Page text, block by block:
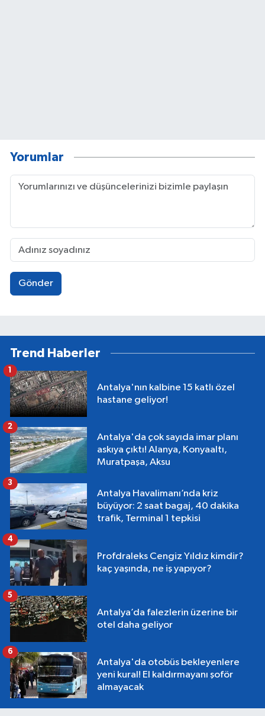
Yorumlar
Gönder
Trend Haberler
Antalya'nın kalbine 15 katlı özel
hastane geliyor!
1
Antalya'da çok sayıda imar planı
askıya çıktı! Alanya, Konyaaltı,
Muratpaşa, Aksu
2
Antalya Havalimanı’nda kriz
büyüyor: 2 saat bagaj, 40 dakika
trafik, Terminal 1 tepkisi
3
Profdraleks Cengiz Yıldız kimdir?
kaç yaşında, ne iş yapıyor?
4
Antalya’da falezlerin üzerine bir
otel daha geliyor
5
Antalya'da otobüs bekleyenlere
yeni kural! El kaldırmayanı şoför
almayacak
6